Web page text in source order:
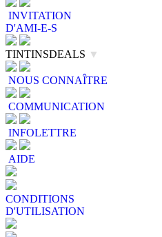
INVITATION
D'AMI-E-S
TINTINSDEALS ▼
NOUS CONNAÎTRE
COMMUNICATION
INFOLETTRE
AIDE
CONDITIONS
D'UTILISATION